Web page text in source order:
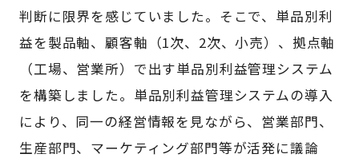
判断に限界を感じていました。そこで、単品別利
益を製品軸、顧客軸（1次、2次、小売）、拠点軸
（工場、営業所）で出す単品別利益管理システム
を構築しました。単品別利益管理システムの導入
により、同一の経営情報を見ながら、営業部門、
生産部門、マーケティング部門等が活発に議論